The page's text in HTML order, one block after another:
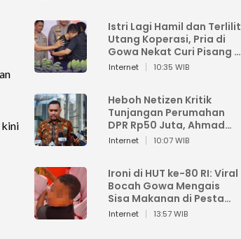
kini
Istri Lagi Hamil dan Terlilit
Utang Koperasi, Pria di
Gowa Nekat Curi Pisang 4
Tandan Milik Tetangga,
Internet 10:35 WIB
Heboh Netizen Kritik
Tunjangan Perumahan
DPR Rp50 Juta, Ahmad
Sahroni: Enggak Senang
Internet 10:07 WIB
Ironi di HUT ke-80 RI: Viral
Bocah Gowa Mengais
Sisa Makanan di Pesta
Kemerdekaan
Internet 13:57 WIB